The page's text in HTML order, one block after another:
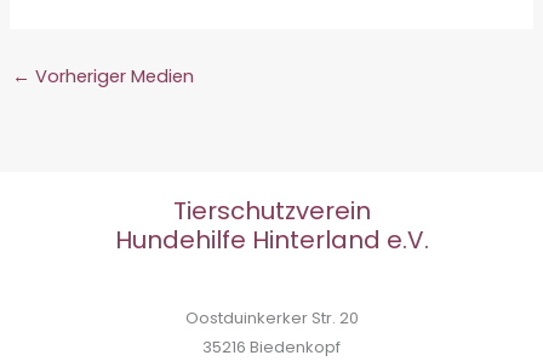
← Vorheriger Medien
Tierschutzverein
Hundehilfe Hinterland e.V.
Oostduinkerker Str. 20
35216 Biedenkopf